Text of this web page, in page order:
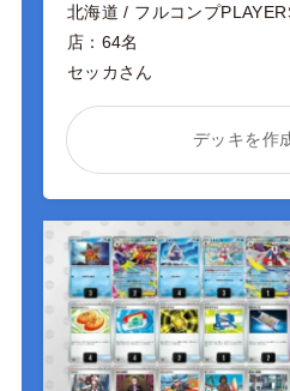
北海道 / フルコンプ
店：64名
セッカさん
デッキを作